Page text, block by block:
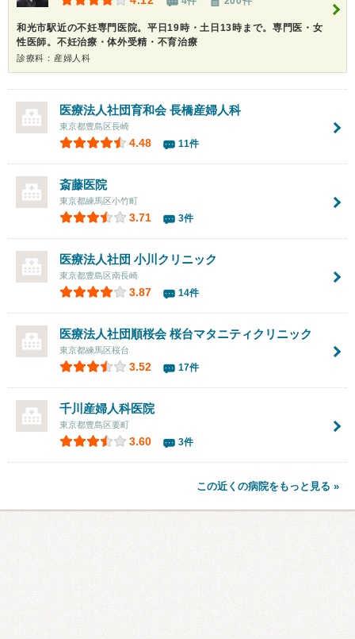
和光市駅近の不妊専門医院。平日19時・土日13時まで。専門医・女
性医師。不妊治療・体外受精・不育治療
診療科：産婦人科
医療法人社団育和会長橋産婦人科
東京都豊島区長崎
4.48 11件
斎藤医院
東京都練馬区小竹町
3.71 3件
医療法人社団 小川クリニック
東京都豊島区南長崎
3.87 14件
医療法人社団順桜会 桜台マタニティクリニック
東京都練馬区桜台
3.52 17件
千川産婦人科医院
東京都豊島区要町
3.60 3件
この近くの病院をもっと見る »